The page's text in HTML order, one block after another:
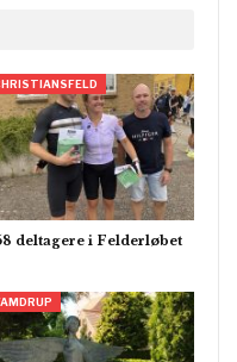
deltagere i Felderløbet